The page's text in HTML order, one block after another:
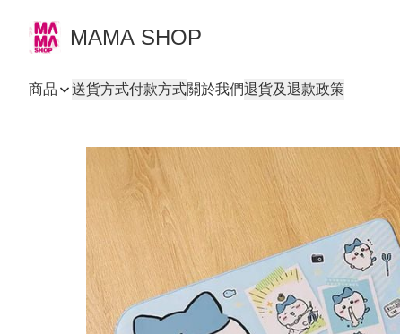
MAMA SHOP
商品 送貨方式付款方式關於我們退貨及退款政策